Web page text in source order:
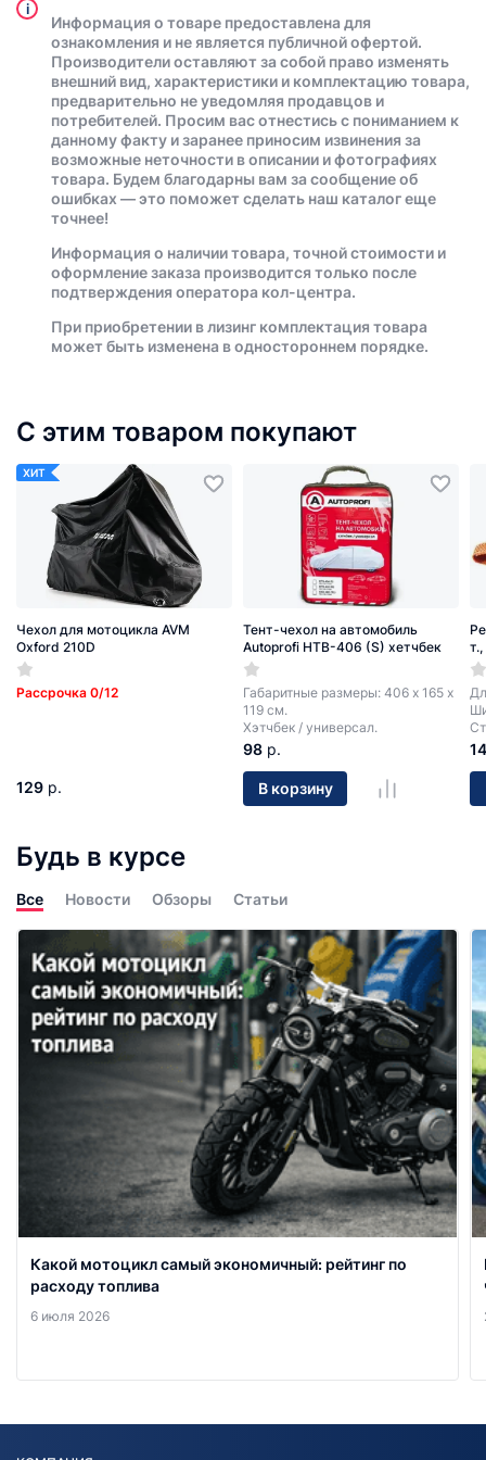
i
Информация о товаре предоставлена для
ознакомления и не является публичной офертой.
Производители оставляют за собой право изменять
внешний вид, характеристики и комплектацию товара,
предварительно не уведомляя продавцов и
потребителей. Просим вас отнестись с пониманием к
данному факту и заранее приносим извинения за
возможные неточности в описании и фотографиях
товара. Будем благодарны вам за сообщение об
ошибках — это поможет сделать наш каталог еще
точнее!
Информация о наличии товара, точной стоимости и
оформление заказа производится только после
подтверждения оператора кол-центра.
При приобретении в лизинг комплектация товара
может быть изменена в одностороннем порядке.
С этим товаром покупают
ХИТ
Чехол для мотоцикла AVM
Oxford 210D
Рассрочка 0/12
129 р.
Тент-чехол на автомобиль
Autoprofi HTB-406 (S) хетчбек
Габаритные размеры: 406 х 165 х
119 см.
Хэтчбек / универсал.
98 р.
В корзину
14
Будь в курсе
Все Новости Обзоры Статьи
Какой мотоцикл самый экономичный: рейтинг по
расходу топлива
6 июля 2026